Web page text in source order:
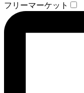
フリーマーケット